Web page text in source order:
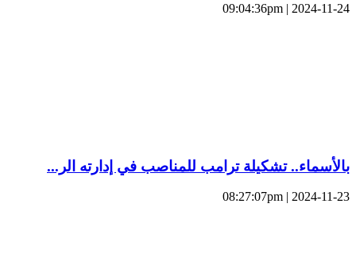
2024-11-24 | 09:04:36pm
بالأسماء.. تشكيلة ترامب للمناصب في إدارته الر...
2024-11-23 | 08:27:07pm